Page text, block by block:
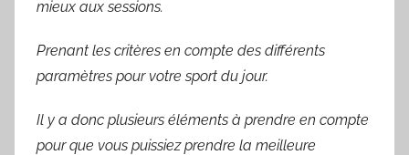
mieux aux sessions.
Prenant les critères en compte des différents
paramètres pour votre sport du jour.
Il y a donc plusieurs éléments à prendre en compte
pour que vous puissiez prendre la meilleure